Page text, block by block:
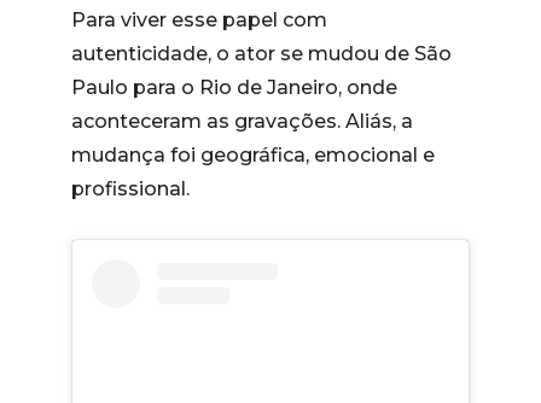
Para viver esse papel com
autenticidade, o ator se mudou de São
Paulo para o Rio de Janeiro, onde
aconteceram as gravações. Aliás, a
mudança foi geográfica, emocional e
profissional.